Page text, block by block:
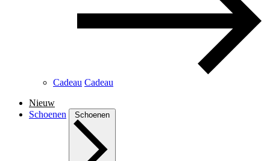
Cadeau Cadeau
Nieuw
Schoenen
Schoenen